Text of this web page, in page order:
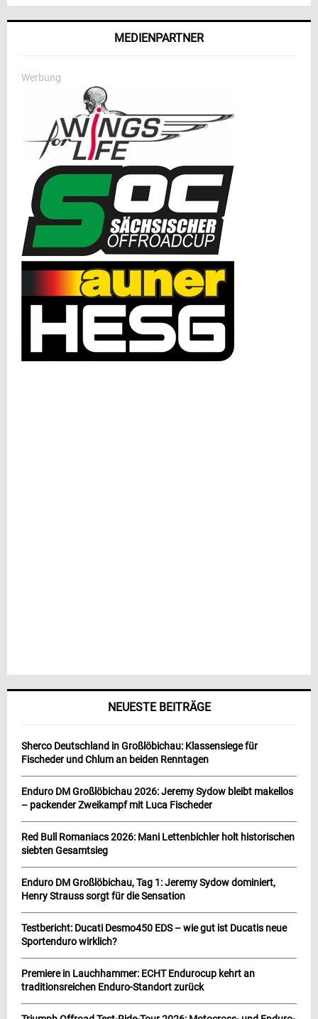
MEDIENPARTNER
Werbung
NEUESTE BEITRÄGE
Sherco Deutschland in Großlöbichau: Klassensiege für
Fischeder und Chlum an beiden Renntagen
Enduro DM Großlöbichau 2026: Jeremy Sydow bleibt makellos
– packender Zweikampf mit Luca Fischeder
Red Bull Romaniacs 2026: Mani Lettenbichler holt historischen
siebten Gesamtsieg
Enduro DM Großlöbichau, Tag 1: Jeremy Sydow dominiert,
Henry Strauss sorgt für die Sensation
Testbericht: Ducati Desmo450 EDS – wie gut ist Ducatis neue
Sportenduro wirklich?
Premiere in Lauchhammer: ECHT Endurocup kehrt an
traditionsreichen Enduro-Standort zurück